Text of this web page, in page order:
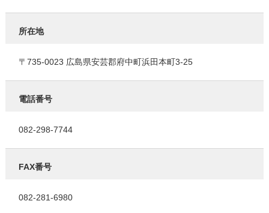
所在地
〒735-0023 広島県安芸郡府中町浜田本町3-25
電話番号
082-298-7744
FAX番号
082-281-6980